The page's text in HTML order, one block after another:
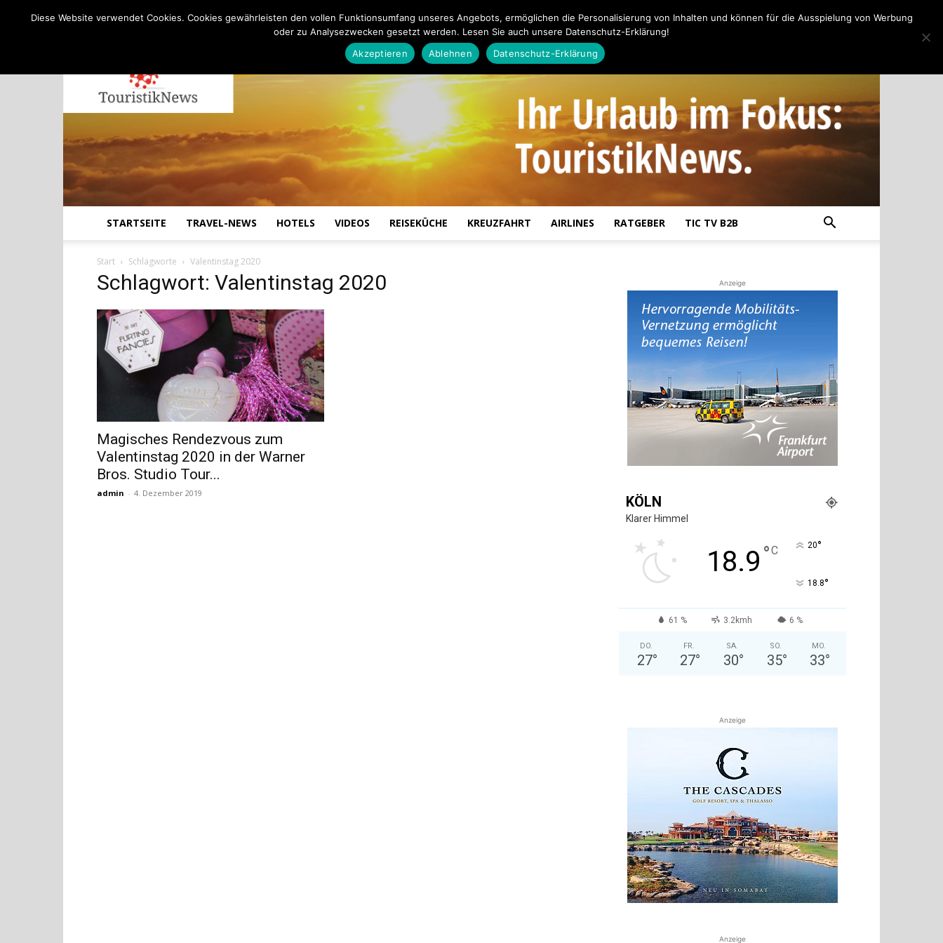
STARTSEITE TRAVEL-NEWS HOTELS VIDEOS REISEKÜCHE KREUZFAHRT AIRLINES RATGEBER TIC TV B2B
Start Schlagworte Valentinstag 2020
Schlagwort: Valentinstag 2020
Magisches Rendezvous zum
Valentinstag 2020 in der Warner
Bros. Studio Tour...
admin - 4. Dezember 2019
Anzeige
KÖLN
Klarer Himmel
18.9 °C 20°
18.8°
61 % 3.2kmh 6 %
DO.
27°
FR.
27°
SA.
30°
SO.
35°
MO.
33°
Anzeige
Anzeige
Diese Website verwendet Cookies. Cookies gewährleisten den vollen Funktionsumfang unseres Angebots, ermöglichen die Personalisierung von Inhalten und können für die Ausspielung von Werbung
oder zu Analysezwecken gesetzt werden. Lesen Sie auch unsere Datenschutz-Erklärung!
Akzeptieren
Ablehnen Datenschutz-Erklärung